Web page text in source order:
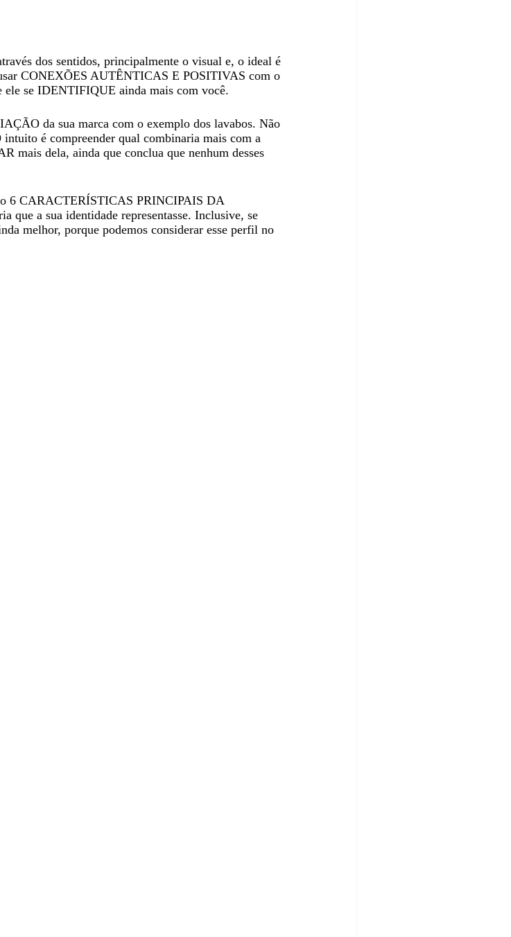
dos sentidos, principalmente o visual e, o ideal é
CONEXÕES AUTÊNTICAS E POSITIVAS com o
ele se IDENTIFIQUE ainda mais com você.
da sua marca com o exemplo dos lavabos. Não
é compreender qual combinaria mais com a
mais dela, ainda que conclua que nenhum desses
6 CARACTERÍSTICAS PRINCIPAIS DA
que a sua identidade representasse. Inclusive, se
melhor, porque podemos considerar esse perfil no